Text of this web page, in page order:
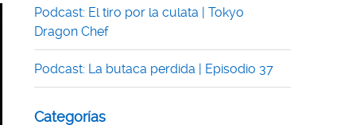
Podcast: El tiro por la culata | Tokyo
Dragon Chef
Podcast: La butaca perdida | Episodio 37
Categorías